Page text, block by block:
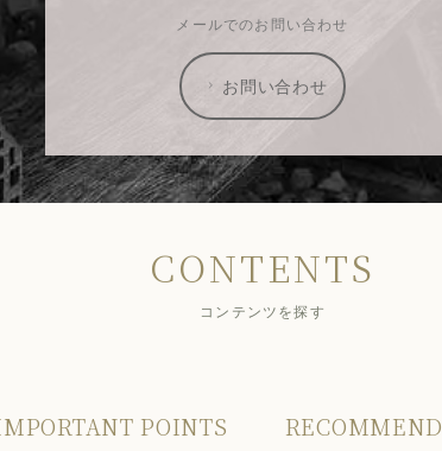
メールでのお問い合わせ
お問い合わせ
CONTENTS
コンテンツを探す
POINTS RECOMMEND